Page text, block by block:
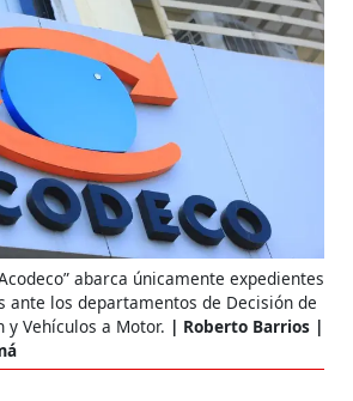
abarca únicamente expedientes
ante los departamentos de Decisión de
y Vehículos a Motor.
Roberto Barrios |